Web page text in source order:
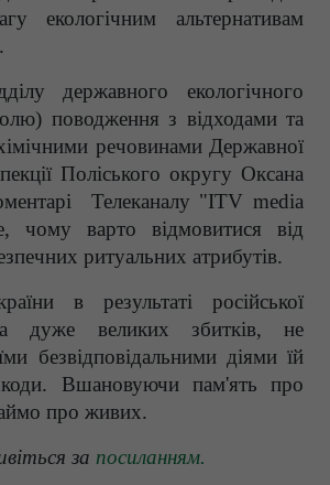
екологічним альтернативам
державного екологічного
поводження з відходами та
речовинами Державної
Поліського округу Оксана
Телеканалу "ITV media
чому варто відмовитися від
ритуальних атрибутів.
в результаті російської
дуже великих збитків, не
безвідповідальними діями їй
Вшановуючи пам'ять про
про живих.
за посиланням.